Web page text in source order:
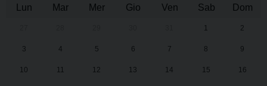
Lun
Mar Mer Gio Ven Sab Dom
1 2
3 4 5 6 7 8 9
10 11 12 13 14 15 16